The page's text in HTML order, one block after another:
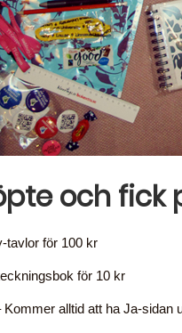
och fick
tavlor för 100 kr
för 10 kr
alltid att ha Ja-sidan